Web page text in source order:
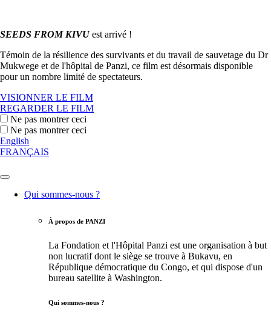
SEEDS FROM KIVUest arrivé !
Témoin de la résilience des survivants et du travail de sauvetage du Dr
Mukwege et de l'hôpital de Panzi, ce film est désormais disponible
pour un nombre limité de spectateurs.
VISIONNER LE FILM
REGARDER LE FILM
Ne pas montrer ceci
Ne pas montrer ceci
English
FRANÇAIS
Qui sommes-nous ?
À propos de PANZI
La Fondation et l'Hôpital Panzi est une organisation à but
non lucratif dont le siège se trouve à Bukavu, en
République démocratique du Congo, et qui dispose d'un
bureau satellite à Washington.
Qui sommes-nous ?